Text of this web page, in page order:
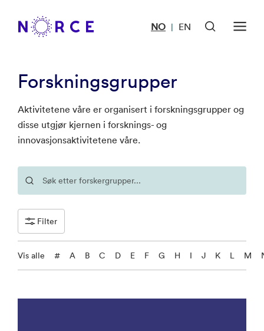
NO | EN
Forskningsgrupper
Aktivitetene våre er organisert i forskningsgrupper og
disse utgjør kjernen i forsknings- og
innovasjonsaktivitetene våre.
Filter
Vis alle # A B C D E F G H I J K L M